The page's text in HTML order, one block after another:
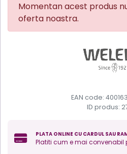
Momentan acest produs
oferta noastra.
EAN code:
ID produs:
PLATA ONLINE CU CARDUL SAU
Platiti cum e mai convenabil